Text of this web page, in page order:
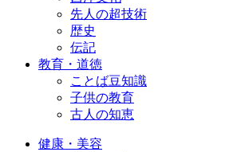
先人の超技術
歴史
伝記
教育・道徳
ことば豆知識
子供の教育
古人の知恵
健康・美容